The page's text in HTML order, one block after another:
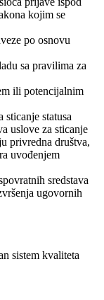
kojim se
po osnovu
sa pravilima za
ili potencijalnim
sticanje statusa
uslove za sticanje
privredna društva,
uvođenjem
sredstava
ugovornih
sistem kvaliteta